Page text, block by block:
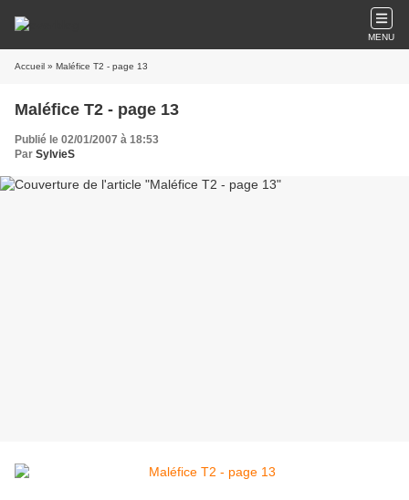
MENU
Accueil » Maléfice T2 - page 13
Maléfice T2 - page 13
Publié le 02/01/2007 à 18:53
Par SylvieS